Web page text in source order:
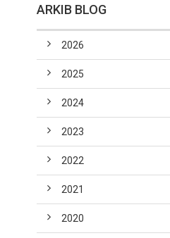
ARKIB BLOG
2026
2025
2024
2023
2022
2021
2020